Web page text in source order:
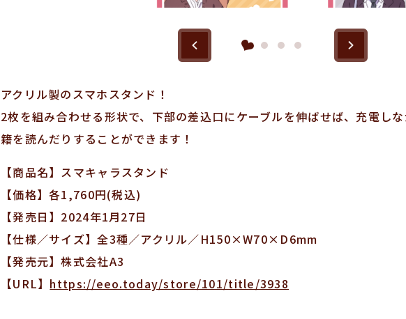
アクリル製のスマホスタンド！
2枚を組み合わせる形状で、下部の差込口にケーブルを伸ばせば、充電し
籍を読んだりすることができます！
【商品名】スマキャラスタンド
【価格】各1,760円(税込)
【発売日】2024年1月27日
【仕様／サイズ】全3種／アクリル／H150×W70×D6mm
【発売元】株式会社A3
【URL】 https://eeo.today/store/101/title/3938